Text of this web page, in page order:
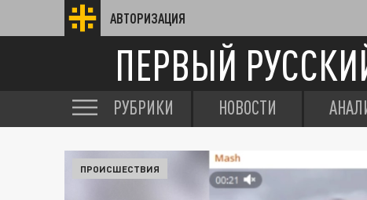
АВТОРИЗАЦИЯ
ПЕРВЫЙ
РУБРИКИ НОВОСТИ
ПРОИСШЕСТВИЯ